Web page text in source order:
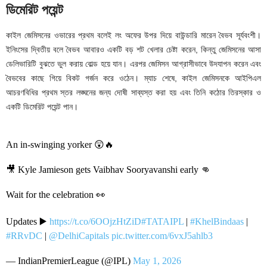
ডিমেরিট পয়েন্ট
কাইল জেমিসনের ওভারের প্রথম বলেই লং অফের উপর দিয়ে বাউন্ডারি মারেন বৈভব সূর্যবংশী।
ইনিংসের দ্বিতীয় বলে বৈভব আবারও একটি বড় শট খেলার চেষ্টা করেন, কিন্তু জেমিসনের আসা
ডেলিভারিটি বুঝতে ভুল করায় বোল্ড হয়ে যান। এরপর জেমিসন আগ্রাসীভাবে উদযাপন করেন এবং
বৈভবের কাছে গিয়ে বিকট গর্জন করে ওঠেন। ম্যাচ শেষে, কাইল জেমিসনকে আইপিএল
আচরণবিধির প্রথম স্তর লঙ্ঘনের জন্য দোষী সাব্যস্ত করা হয় এবং তিনি কঠোর তিরস্কার ও
একটি ডিমেরিট পয়েন্ট পান।
An in-swinging yorker 😲🔥
🎥 Kyle Jamieson gets Vaibhav Sooryavanshi early 👊
Wait for the celebration 👀
Updates ▶️ https://t.co/6OOjzHtZiD#TATAIPL | #KhelBindaas |
#RRvDC | @DelhiCapitals pic.twitter.com/6vxJ5ahlb3
— IndianPremierLeague (@IPL) May 1, 2026